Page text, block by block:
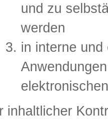
und zu
werden
in interne
inhaltlicher